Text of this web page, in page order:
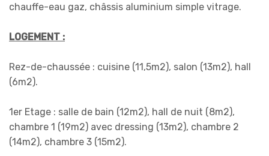
chauffe-eau gaz, châssis aluminium simple vitrage.
LOGEMENT :
Rez-de-chaussée : cuisine (11,5m2), salon (13m2), hall
(6m2).
1er Etage : salle de bain (12m2), hall de nuit (8m2),
chambre 1 (19m2) avec dressing (13m2), chambre 2
(14m2), chambre 3 (15m2).